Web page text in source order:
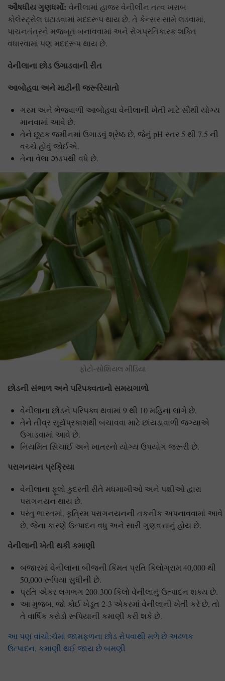
ઔષધીય ગુણધર્મો: વેનીલામાં હાજર વેનીલીન તત્વ ખરાબ
કોલેસ્ટ્રોલ ઘટાડવામાં મદદરૂપ થાય છે. તે કેન્સર સામે લડવામાં,
પાચનતંત્રને મજબૂત બનાવવામાં અને રોગપ્રતિકારક શક્તિ
વધારવામાં પણ મદદરૂપ થાય છે.
વેનીલાના છોડ ઉગાડવાની રીત
આબોહવા અને માટીની જરૂરિયાતો
ગરમ અને ભેજવાળી આબોહવા વેનીલાની ખેતી માટે સૌથી યોગ્ય
માનવામાં આવે છે.
તેને છૂટક જમીનમાં ઉગાડવું શ્રેષ્ઠ છે, જેનું pH સ્તર 5 થી 7.5 ની
વચ્ચે હોવું જોઈએ.
તેના વેલા ઝડપથી વધે છે.
ફોટો-સોશિયલ મીડિયા
છોડની સંભાળ અને પરિપક્વતાનો સમયગાળો
વેનીલાના છોડને પરિપક્વ થવામાં 9 થી 10 મહિના લાગે છે.
તેને તીવ્ર સૂર્યપ્રકાશથી બચાવવા માટે છાંયડાવાળી જગ્યાએ
ઉગાડવામાં આવે છે.
નિયમિત સિંચાઈ અને ખાતરનો યોગ્ય ઉપયોગ જરૂરી છે.
પરાગનયન પ્રક્રિયા
વેનીલાના ફૂલો કુદરતી રીતે મધમાખીઓ અને પક્ષીઓ દ્વારા
પરાગનયન થાય છે.
પરંતુ ભારતમાં, કૃત્રિમ પરાગનયનની તકનીક અપનાવવામાં આવે
છે, જેના કારણે ઉત્પાદન વધુ અને સારી ગુણવત્તાનું હોય છે.
વેનીલાની ખેતી થકી કમાણી
બજારમાં વેનીલાના બીજની કિંમત પ્રતિ કિલોગ્રામ 40,000 થી
50,000 રૂપિયા સુધીની છે.
પ્રતિ એકર લગભગ 200-300 કિલો વેનીલાનું ઉત્પાદન શક્ય છે.
આ મુજબ, જો કોઈ ખેડૂત 2-3 એકરમાં વેનીલાની ખેતી કરે છે, તો
તે વાર્ષિક કરોડો રૂપિયાની કમાણી કરી શકે છે.
આ પણ વાંચો:ર્ચમાં જામફળના છોડ રોપવાથી મળે છે અઢળક
ઉત્પાદન, કમાણી થઈ જાય છે બમણી